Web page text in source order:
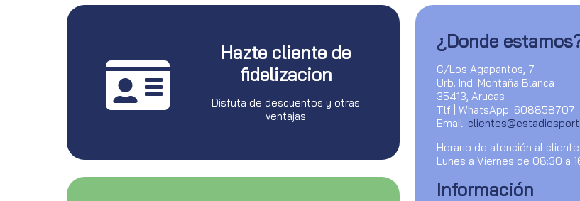
Hazte cliente de
fidelizacion
Disfuta de descuentos y otras
ventajas
¿Donde
C/Los Agapantos, 7
Urb. Ind. Montaña Blanca
35413, Arucas
Tlf | WhatsApp: 608858707
Email:
Horario de atención al cliente:
Lunes a Viernes de 08:30 a
Información